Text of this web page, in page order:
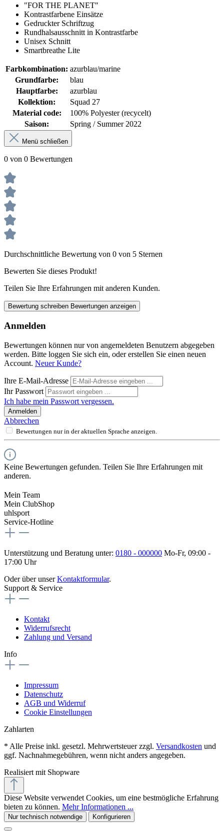
"FOR THE PLANET"
Kontrastfarbene Einsätze
Gedruckter Schriftzug
Rundhalsausschnitt in Kontrastfarbe
Unisex Schnitt
Smartbreathe Lite
Farbkombination: azurblau/marine
Grundfarbe:
blau
Hauptfarbe:
azurblau
Kollektion:
Squad 27
Material code:
100% Polyester (recycelt)
Saison:
Spring / Summer 2022
Menü schließen
0 von 0 Bewertungen
Durchschnittliche Bewertung von 0 von 5 Sternen
Bewerten Sie dieses Produkt!
Teilen Sie Ihre Erfahrungen mit anderen Kunden.
Bewertung schreiben Bewertungen anzeigen
Anmelden
Bewertungen können nur von angemeldeten Benutzern abgegeben
werden. Bitte loggen Sie sich ein, oder erstellen Sie einen neuen
Account. Neuer Kunde?
Ihre E-Mail-Adresse
Ihr Passwort
Ich habe mein Passwort vergessen.
Anmelden
Abbrechen
Bewertungen nur in der aktuellen Sprache anzeigen.
Keine Bewertungen gefunden. Teilen Sie Ihre Erfahrungen mit
anderen.
Mein Team
Mein ClubShop
uhlsport
Service-Hotline
Unterstützung und Beratung unter: 0180 - 000000 Mo-Fr, 09:00 -
17:00 Uhr
Oder über unserKontaktformular.
Support & Service
Kontakt
Widerrufsrecht
Zahlung und Versand
Info
Impressum
Datenschutz
AGB und Widerruf
Cookie Einstellungen
Zahlarten
* Alle Preise inkl. gesetzl. Mehrwertsteuer zzgl. Versandkosten und
ggf. Nachnahmegebühren, wenn nicht anders angegeben.
Realisiert mit Shopware
Diese Website verwendet Cookies, um eine bestmögliche Erfahrung
bieten zu können. Mehr Informationen ...
Nur technisch notwendige Konfigurieren